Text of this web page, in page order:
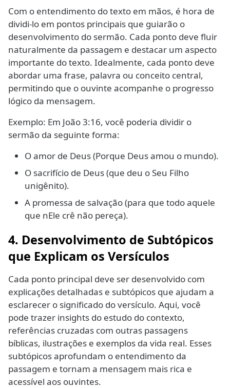
Com o entendimento do texto em mãos, é hora de
dividi-lo em pontos principais que guiarão o
desenvolvimento do sermão. Cada ponto deve fluir
naturalmente da passagem e destacar um aspecto
importante do texto. Idealmente, cada ponto deve
abordar uma frase, palavra ou conceito central,
permitindo que o ouvinte acompanhe o progresso
lógico da mensagem.
Exemplo: Em João 3:16, você poderia dividir o
sermão da seguinte forma:
O amor de Deus (Porque Deus amou o mundo).
O sacrifício de Deus (que deu o Seu Filho
unigênito).
A promessa de salvação (para que todo aquele
que nEle crê não pereça).
4. Desenvolvimento de Subtópicos
que Explicam os Versículos
Cada ponto principal deve ser desenvolvido com
explicações detalhadas e subtópicos que ajudam a
esclarecer o significado do versículo. Aqui, você
pode trazer insights do estudo do contexto,
referências cruzadas com outras passagens
bíblicas, ilustrações e exemplos da vida real. Esses
subtópicos aprofundam o entendimento da
passagem e tornam a mensagem mais rica e
acessível aos ouvintes.